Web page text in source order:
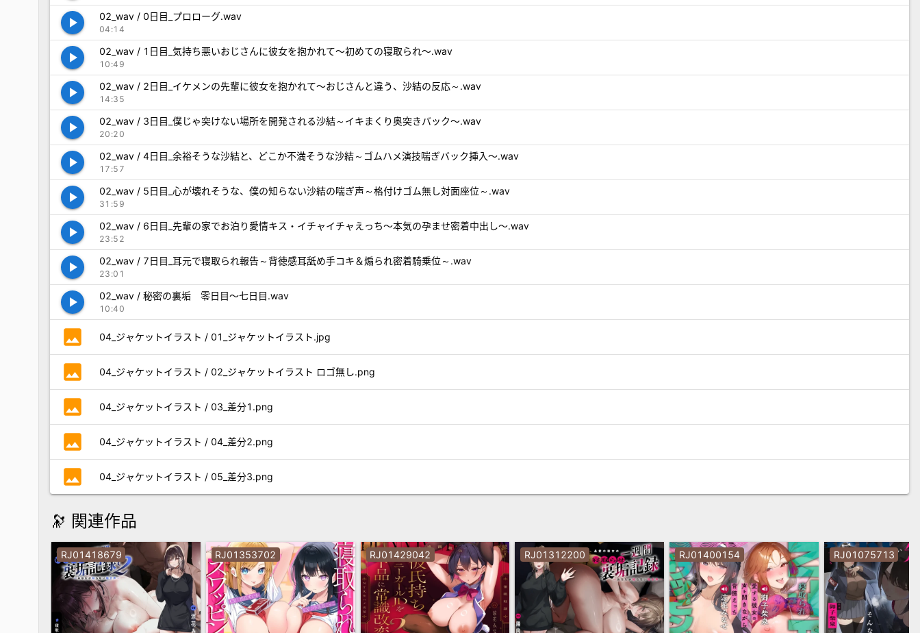
play_arrow 02_wav / 0日目_プロローグ.wav
04:14
play_arrow 02_wav / 1日目_気持ち悪いおじさんに彼女を抱かれて～初めての寝取られ～.wav
10:49
play_arrow 02_wav / 2日目_イケメンの先輩に彼女を抱かれて～おじさんと違う、沙結の反応～.wav
14:35
play_arrow 02_wav / 3日目_僕じゃ突けない場所を開発される沙結～イキまくり奥突きバック～.wav
20:20
play_arrow 02_wav / 4日目_余裕そうな沙結と、どこか不満そうな沙結～ゴムハメ演技喘ぎバック挿入～.wav
17:57
play_arrow 02_wav / 5日目_心が壊れそうな、僕の知らない沙結の喘ぎ声～格付けゴム無し対面座位～.wav
31:59
play_arrow 02_wav / 6日目_先輩の家でお泊り愛情キス・イチャイチャえっち～本気の孕ませ密着中出し～.wav
23:52
play_arrow 02_wav / 7日目_耳元で寝取られ報告～背徳感耳舐め手コキ＆煽られ密着騎乗位～.wav
23:01
play_arrow 02_wav / 秘密の裏垢 零日目～七日目.wav
10:40
photo 04_ジャケットイラスト / 01_ジャケットイラスト.jpg
photo 04_ジャケットイラスト / 02_ジャケットイラスト ロゴ無し.png
photo 04_ジャケットイラスト / 03_差分1.png
photo 04_ジャケットイラスト / 04_差分2.png
photo 04_ジャケットイラスト / 05_差分3.png
🔭 関連作品
RJ01418679 RJ01353702 RJ01429042 RJ01312200 RJ01400154 RJ01075713